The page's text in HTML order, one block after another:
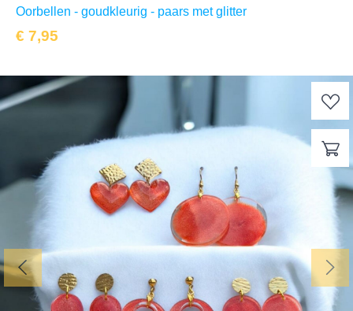
Oorbellen - goudkleurig - paars met glitter
€ 7,95